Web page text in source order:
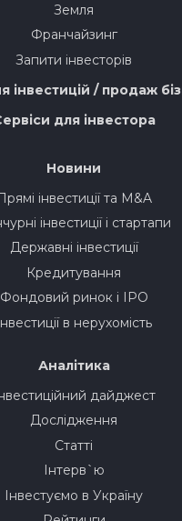
Земля
Франчайзинг
Запити інвесторів
інвестицій / продаж
для інвестора
Новини
інвестиції та M&A
інвестиції і стартапи
Державні інвестиції
Кредитування
Фондовий ринок і IPO
в нерухомість
Аналітика
дайджест
Дослідження
Статті
Інтерв`ю
Інвестуємо в Україну